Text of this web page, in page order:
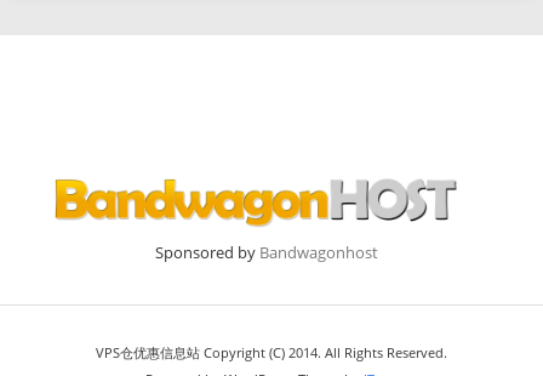
Sponsored by Bandwagonhost
VPS仓优惠信息站 Copyright (C) 2014. All Rights Reserved.